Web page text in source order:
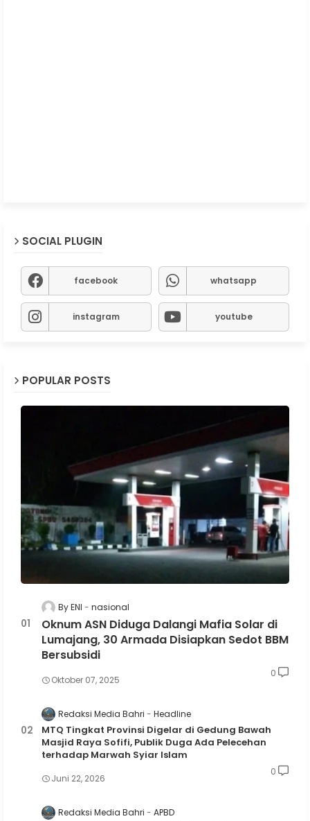
SOCIAL PLUGIN
facebook whatsapp
instagram youtube
POPULAR POSTS
By ENI nasional
Oknum ASN Diduga Dalangi Mafia Solar di
Lumajang, 30 Armada Disiapkan Sedot BBM
Bersubsidi
Oktober 07, 2025
0
Redaksi Media Bahri Headline
MTQ Tingkat Provinsi Digelar di Gedung Bawah
Masjid Raya Sofifi, Publik Duga Ada Pelecehan
terhadap Marwah Syiar Islam
Juni 22, 2026
0
Redaksi Media Bahri APBD